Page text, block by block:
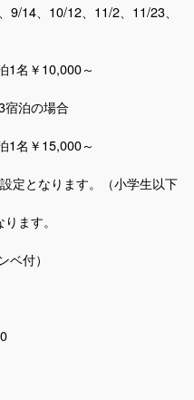
14、10/12、11/2、11/23、
1名￥10,000～
泊の場合
1名￥15,000～
定となります。（小学生以下
ます。
付）